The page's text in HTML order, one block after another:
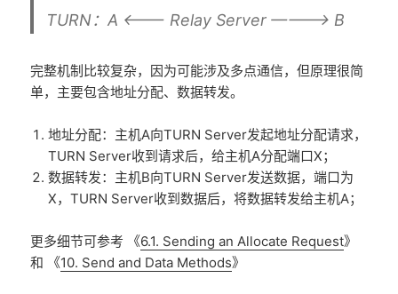
TURN：A <——— Relay Server ————> B
完整机制比较复杂，因为可能涉及多点通信，但原理很简
单，主要包含地址分配、数据转发。
地址分配：主机A向TURN Server发起地址分配请求，
TURN Server收到请求后，给主机A分配端口X；
数据转发：主机B向TURN Server发送数据，端口为
X，TURN Server收到数据后，将数据转发给主机A；
更多细节可参考 《6.1. Sending an Allocate Request》
和 《10. Send and Data Methods》